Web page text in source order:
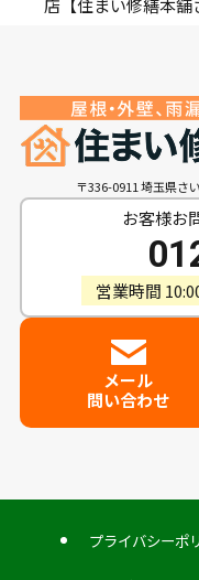
店【住まい修繕本
〒336-0911 埼玉県さ
お客様お
営業時間
メール
問い合わせ
プライバシーポ